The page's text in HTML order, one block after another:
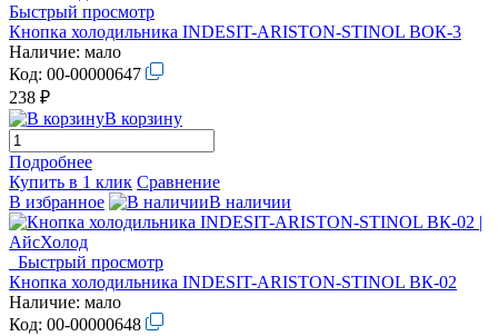
Быстрый просмотр
Кнопка холодильника INDESIT-ARISTON-STINOL ВОК-3
Наличие: мало
Код: 00-00000647
238 ₽
В корзину
Подробнее
Купить в 1 клик Сравнение
В избранное
В наличии
Быстрый просмотр
Кнопка холодильника INDESIT-ARISTON-STINOL ВК-02
Наличие: мало
Код: 00-00000648